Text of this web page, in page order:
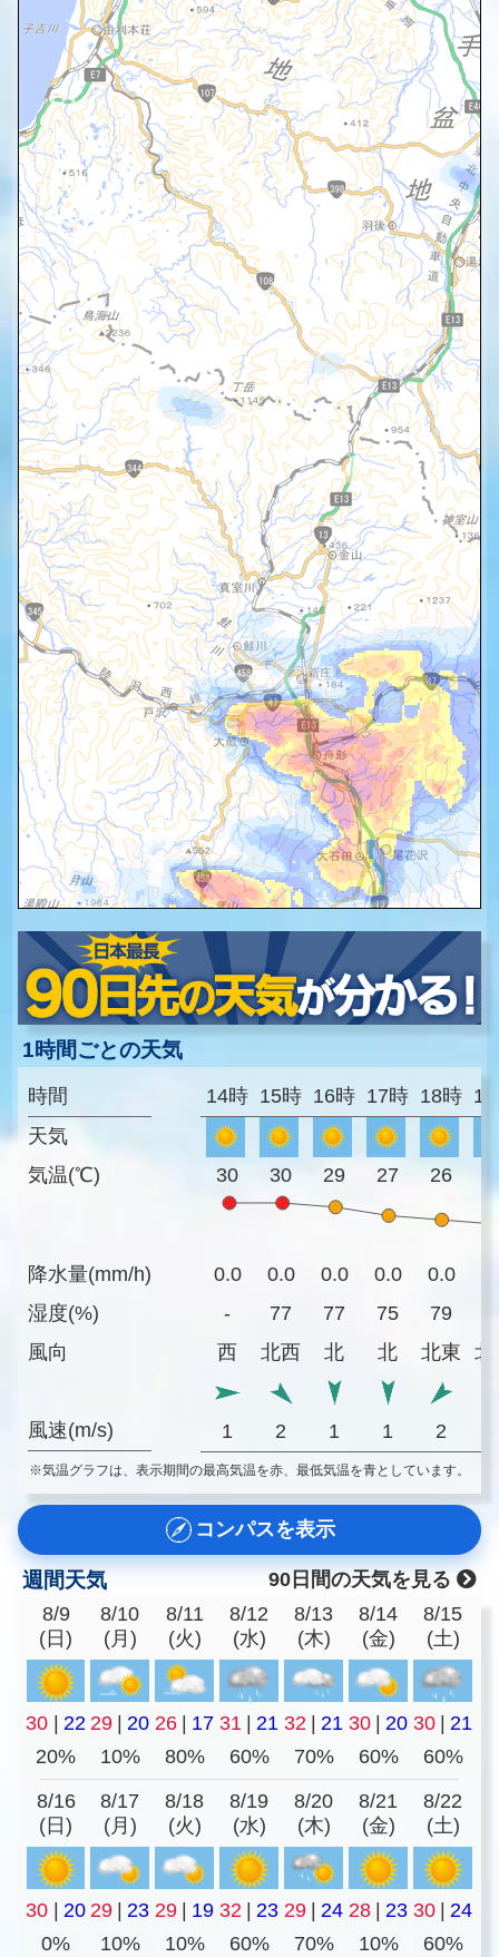
1時間ごとの天気
時間
天気
気温(℃)
降水量(mm/h)
湿度(%)
風向
風速(m/s)
14時 15時 16時 17時 18時
30 30 29 27 26
0.0 0.0 0.0 0.0 0.0
-
77 77 75 79
西
北西 北 北 北東 北
1 2 1 1 2
※気温グラフは、表示期間の最高気温を赤、最低気温を青としています。
コンパスを表示
週間天気
90日間の天気を見る
8/9
(日)
8/10
(月)
8/11
(火)
8/12
(水)
8/13
(木)
8/14
(金)
8/15
(土)
30 22 29 20 26 17 31 21 32 21 30 20 30
21
20%
10% 80% 60% 70% 60% 60%
8/16
(日)
8/17
(月)
8/18
(火)
8/19
(水)
8/20
(木)
8/21
(金)
8/22
(土)
30 20 29 23 29 19 32 23 29 24 28 23 30
24
0%
10% 10% 60% 70% 10%
60%